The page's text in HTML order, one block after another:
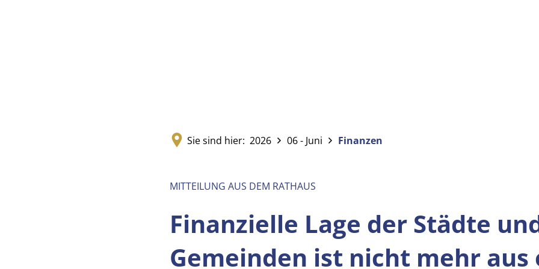
Sie sind hier: 2026 06 - Juni Finanzen
MITTEILUNG AUS DEM RATHAUS
Finanzielle Lage der Städte
Gemeinden ist nicht mehr aus